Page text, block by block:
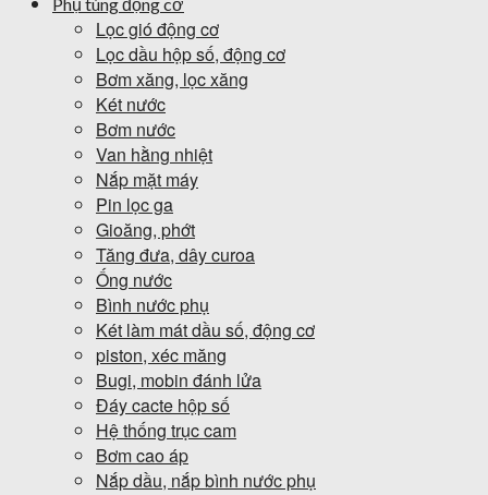
Lọc gió động cơ
Lọc dầu hộp số, động cơ
Bơm xăng, lọc xăng
Két nước
Bơm nước
Van hằng nhiệt
Nắp mặt máy
Pin lọc ga
Gioăng, phớt
Tăng đưa, dây curoa
Ống nước
Bình nước phụ
Két làm mát dầu số, động cơ
piston, xéc măng
Bugi, mobin đánh lửa
Đáy cacte hộp số
Hệ thống trục cam
Bơm cao áp
Nắp dầu, nắp bình nước phụ